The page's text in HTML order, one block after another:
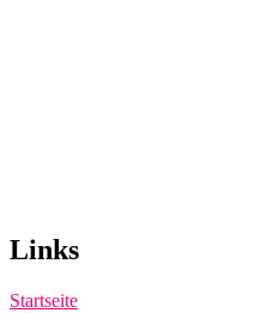
Links
Startseite